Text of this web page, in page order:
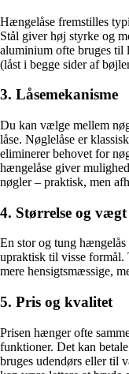
Hængelåse fremstilles
Stål giver høj styrke og
aluminium ofte bruges til
(låst i begge sider af
3. Låsemekanisme
Du kan vælge mellem
låse. Nøglelåse er
eliminerer behovet for
hængelåse giver
nøgler – praktisk, men
4. Størrelse og vægt
En stor og tung
upraktisk til visse formål.
mere hensigtsmæssige,
5. Pris og kvalitet
Prisen hænger ofte
funktioner. Det kan
bruges udendørs eller til